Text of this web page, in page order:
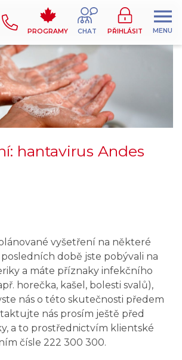
PROGRAMY CHAT PŘIHLÁSIT MENU
hantavirus Andes
vyšetření na některé
posledních době jste pobývali na
a máte příznaky infekčního
horečka, kašel, bolesti svalů),
nás o této skutečnosti předem
nás prosím ještě před
a to prostřednictvím klientské
čísle 222 300 300.